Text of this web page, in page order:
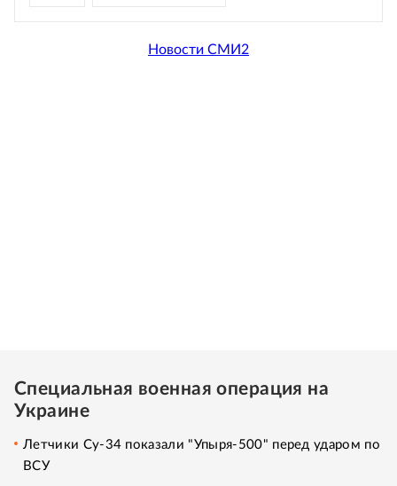
Новости СМИ2
Специальная военная операция на
Украине
Летчики Су-34 показали "Упыря-500" перед ударом по
ВСУ